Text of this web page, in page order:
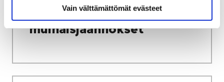
Vain välttämättömät evästeet
Metallinetsintä ja
muinaisjäännökset